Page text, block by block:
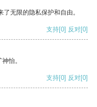
无限的隐私保护和自由。
支持[0] 反对[0]
怡。
支持[0] 反对[0]